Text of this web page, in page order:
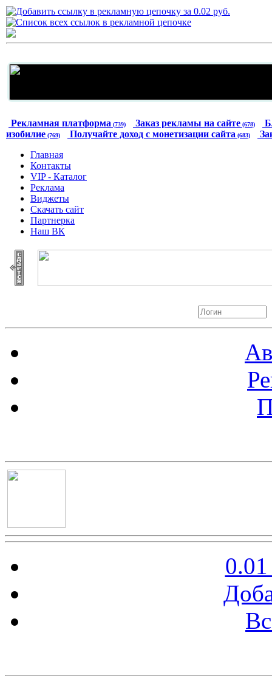
Рекламная платформа (739) Заказ рекламы на сайте (678)
изобилие (769) Получайте доход с монетизации сайта (683)
Главная
Контакты
VIP - Каталог
Реклама
Виджеты
Скачать сайт
Партнерка
Наш ВК